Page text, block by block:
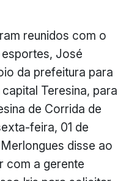
reunidos com o
José
da prefeitura para
Teresina, para
de Corrida de
feira, 01 de
disse ao
com a gerente